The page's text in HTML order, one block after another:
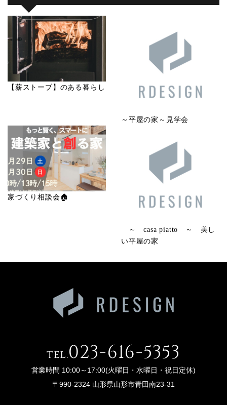
【薪ストーブ】のある暮らし
～平屋の家～見学会
家づくり相談会🏠
～ casa piatto ～ 美し
い平屋の家
tel.023-616-5353
営業時間 10:00～17:00(火曜日・水曜日・祝日定休)
〒990-2324 山形県山形市青田南23-31